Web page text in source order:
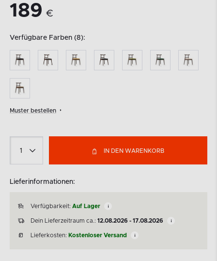
189 €
Verfügbare Farben (8):
Muster bestellen
IN DEN WARENKORB
Lieferinformationen:
Verfügbarkeit: Auf Lager
Dein Lieferzeitraum ca.: 12.08.2026 - 17.08.2026
Lieferkosten: Kostenloser Versand